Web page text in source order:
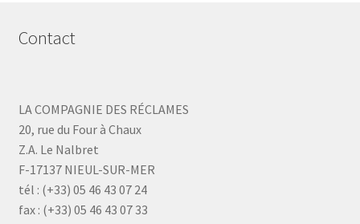
Contact
LA COMPAGNIE DES RÉCLAMES
20, rue du Four à Chaux
Z.A. Le Nalbret
F-17137 NIEUL-SUR-MER
tél : (+33) 05 46 43 07 24
fax : (+33) 05 46 43 07 33